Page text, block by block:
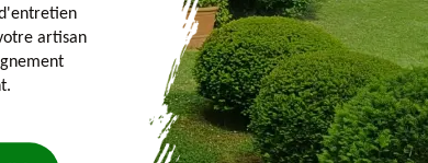
artisan